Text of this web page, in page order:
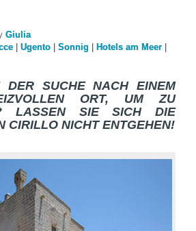
Giulia
Ugento Sonnig Hotels am Meer
DER SUCHE NACH EINEM
ORT, UM ZU
LASSEN SIE SICH DIE
CIRILLO NICHT ENTGEHEN!